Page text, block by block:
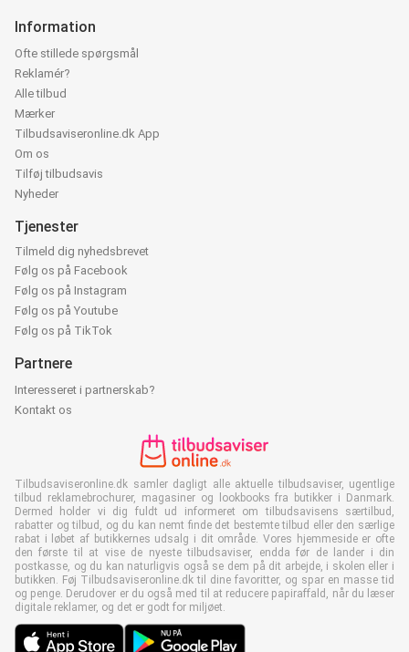
Information
Ofte stillede spørgsmål
Reklamér?
Alle tilbud
Mærker
Tilbudsaviseronline.dk App
Om os
Tilføj tilbudsavis
Nyheder
Tjenester
Tilmeld dig nyhedsbrevet
Følg os på Facebook
Følg os på Instagram
Følg os på Youtube
Følg os på TikTok
Partnere
Interesseret i partnerskab?
Kontakt os
Tilbudsaviseronline.dk samler dagligt alle aktuelle tilbudsaviser, ugentlige
tilbud reklamebrochurer, magasiner og lookbooks fra butikker i Danmark.
Dermed holder vi dig fuldt ud informeret om tilbudsavisens særtilbud,
rabatter og tilbud, og du kan nemt finde det bestemte tilbud eller den særlige
rabat i løbet af butikkernes udsalg i dit område. Vores hjemmeside er ofte
den første til at vise de nyeste tilbudsaviser, endda før de lander i din
postkasse, og du kan naturligvis også se dem på dit arbejde, i skolen eller i
butikken. Føj Tilbudsaviseronline.dk til dine favoritter, og spar en masse tid
og penge. Derudover er du også med til at reducere papiraffald, når du læser
digitale reklamer, og det er godt for miljøet.